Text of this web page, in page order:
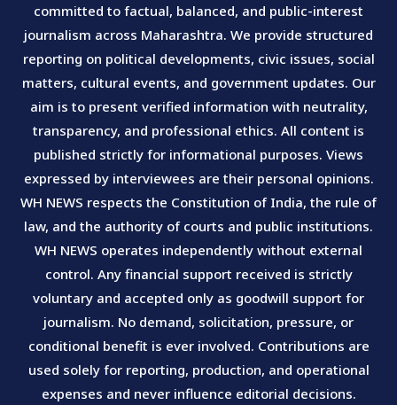
committed to factual, balanced, and public-interest
journalism across Maharashtra. We provide structured
reporting on political developments, civic issues, social
matters, cultural events, and government updates. Our
aim is to present verified information with neutrality,
transparency, and professional ethics. All content is
published strictly for informational purposes. Views
expressed by interviewees are their personal opinions.
WH NEWS respects the Constitution of India, the rule of
law, and the authority of courts and public institutions.
WH NEWS operates independently without external
control. Any financial support received is strictly
voluntary and accepted only as goodwill support for
journalism. No demand, solicitation, pressure, or
conditional benefit is ever involved. Contributions are
used solely for reporting, production, and operational
expenses and never influence editorial decisions.